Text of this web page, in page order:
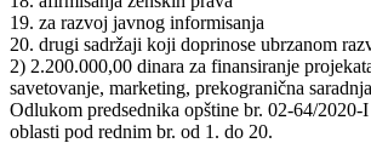
19. za razvoj javnog informisanja
20. drugi sadržaji koji doprinose ubrzanom
2) 2.200.000,00 dinara za finansiranje
savetovanje, marketing, prekogranična
Odlukom predsednika opštine br. 02-64/
oblasti pod rednim br. od 1. do 20.